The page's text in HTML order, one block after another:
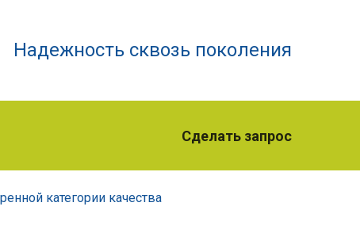
Надежность сквозь поколения
Сделать запрос
категории качества